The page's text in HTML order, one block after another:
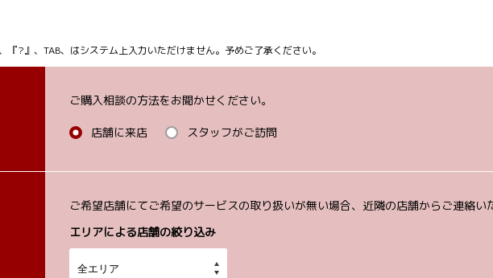
?』、TAB、はシステム上入力いただけません。予めご了承ください。
ご購入相談の方法をお聞かせください。
店舗に来店 スタッフがご訪問
ご希望店舗にてご希望のサービスの取り扱いが無い場合、近隣の店舗からご連絡い
エリアによる店舗の絞り込み